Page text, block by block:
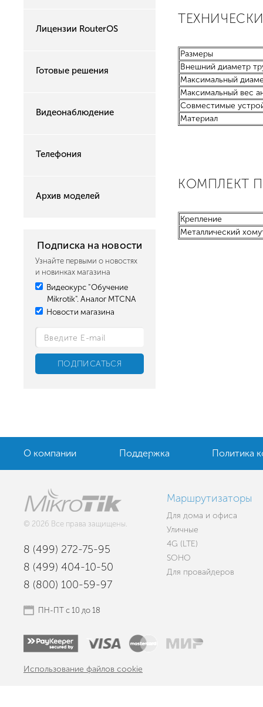
Лицензии RouterOS
Готовые решения
Видеонаблюдение
Телефония
Архив моделей
Подписка на новости
Узнайте первыми о новостях
и новинках магазина
Видеокурс "Обучение
Mikrotik". Аналог MTCNA
Новости магазина
Размеры
Внешний диаметр
Максимальный
Максимальный вес
Совместимые
Материал
КОМПЛЕКТ
Крепление
Металлический
О компании Поддержка Политика
© 2026 Все права защищены.
8 (499) 272-75-95
8 (499) 404-10-50
8 (800) 100-59-97
ПН-ПТ с 10 до 18
Маршрутизаторы
Для дома и офиса
Уличные
4G (LTE)
SOHO
Для провайдеров
Использование файлов cookie